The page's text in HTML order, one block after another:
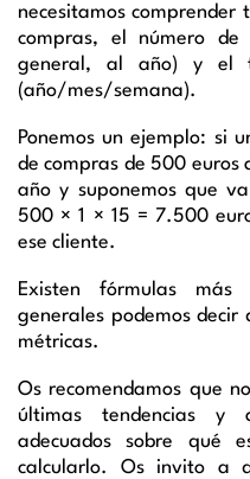
necesitamos
compras, el número de
general, al año) y el
(año/mes/semana).
Ponemos un ejemplo: si
de compras de 500 euros
año y suponemos que
500 × 1 × 15 = 7.500
ese cliente.
Existen fórmulas
generales podemos decir
métricas.
Os recomendamos que
últimas tendencias y
adecuados sobre qué
calcularlo. Os invito a